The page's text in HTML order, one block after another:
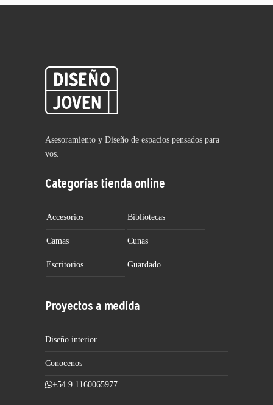
Asesoramiento y Diseño de espacios pensados para
vos.
Categorías tienda online
Accesorios Bibliotecas
Camas Cunas
Escritorios Guardado
Proyectos a medida
Diseño interior
Conocenos
+54 9 1160065977